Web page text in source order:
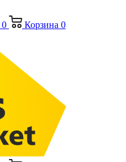
0 Корзина 0